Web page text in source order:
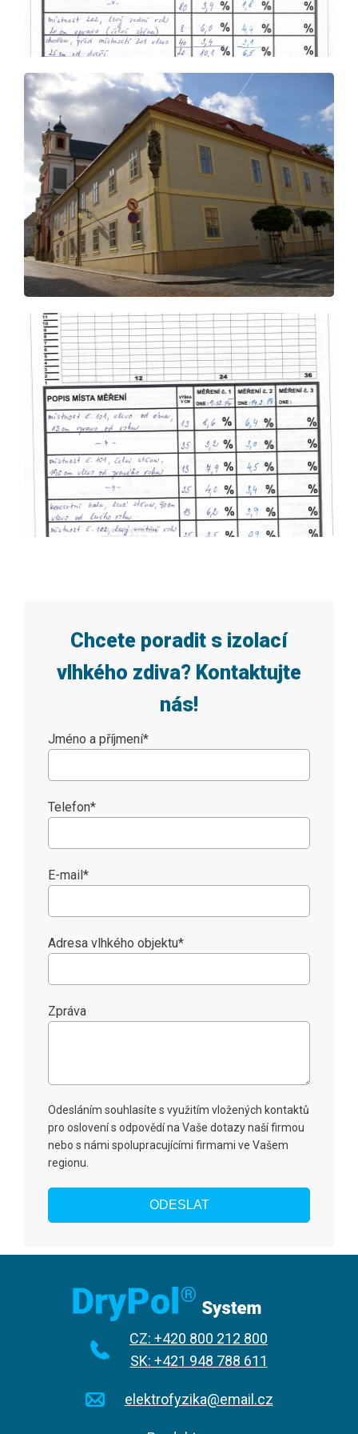
Vyškov
v Hlinsku
Vyškov
Jelka, Slovensko
Nymburk
3
379, Litvínov
Jičína
domu Vlašská 4 Praha
2048/55, Ústí nad Labem
Zruč nad Sázavou
Lipník nad Bečvou
Kutná Hora
Chcete poradit s izolací
vlhkého zdiva? Kontaktujte
nás!
Jméno a příjmení*
Telefon*
E-mail *
Adresa vlhkého objektu*
Zpráva
Odesláním souhlasíte s využitím vložených kontaktů
pro oslovení s odpovědí na Vaše dotazy naší firmou
nebo s námi spolupracujícími firmami ve Vašem
regionu.
CZ: +420 800 212 800
SK: +421 948 788 611
elektrofyzika@email.cz